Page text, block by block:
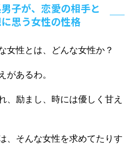
子が、恋愛の相手と
思う女性の性格
女性とは、どんな女性か？
があるわ。
、励まし、時には優しく甘え
、そんな女性を求めてたりす